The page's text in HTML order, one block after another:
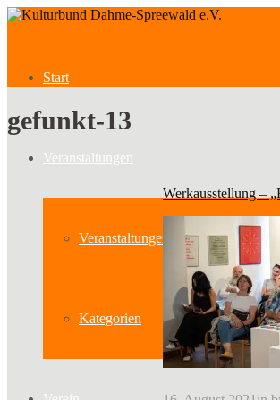
Start
Veranstaltungen
Veranstaltungen
Kategorien
gefunkt-13
Werkausstellung –